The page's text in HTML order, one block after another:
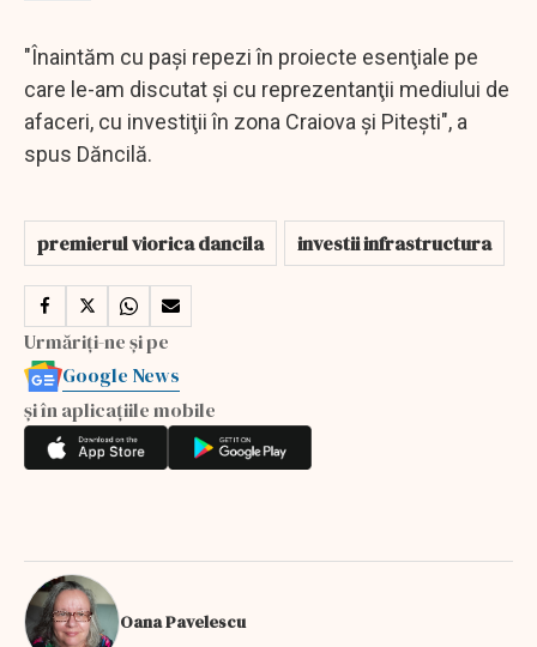
"Înaintăm cu paşi repezi în proiecte esenţiale pe
care le-am discutat şi cu reprezentanţii mediului de
afaceri, cu investiţii în zona Craiova şi Piteşti", a
spus Dăncilă.
premierul viorica dancila investii infrastructura
Urmăriți-ne și pe
Google News
și în aplicațiile mobile
Oana Pavelescu